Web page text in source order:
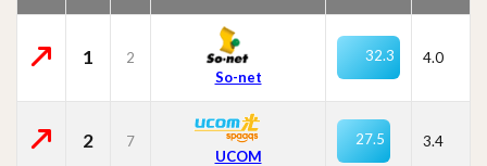
1
2
So-net
32.3 4.0
2
7
UCOM
27.5 3.4